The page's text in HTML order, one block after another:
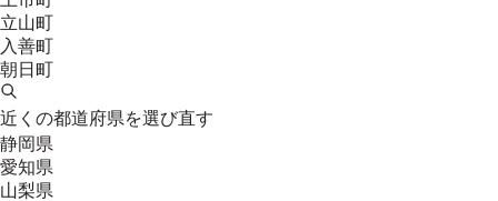
立山町
入善町
朝日町
近くの都道府県を選び直す
静岡県
愛知県
山梨県